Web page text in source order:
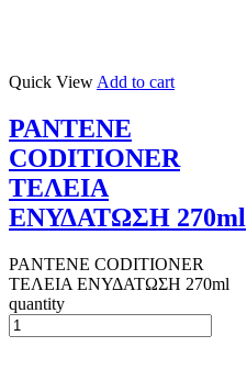
Quick ViewAdd to cart
PANTENE
CODITIONER
ΤΕΛΕΙΑ
ΕΝΥΔΑΤΩΣΗ 270ml
PANTENE CODITIONER
ΤΕΛΕΙΑ ΕΝΥΔΑΤΩΣΗ 270ml
quantity